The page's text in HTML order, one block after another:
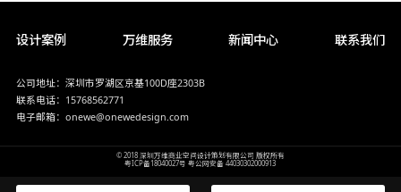
设计案例 万维服务 新闻中心 联系我们
公司地址：深圳市罗湖区京基100D座2303B
联系电话：15768562771
电子邮箱：onewe@onewedesign.com
© 2018 深圳万维商业空间设计策划有限公司 版权所有
粤ICP备18040027号 粤公网安备 44030302000913